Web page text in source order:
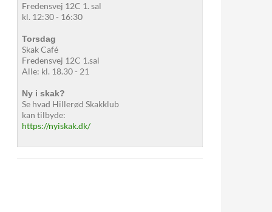
Fredensvej 12C 1. sal
kl. 12:30 - 16:30
Torsdag
Skak Café
Fredensvej 12C 1.sal
Alle: kl. 18.30 - 21
Ny i skak?
Se hvad Hillerød Skakklub
kan tilbyde:
https://nyiskak.dk/